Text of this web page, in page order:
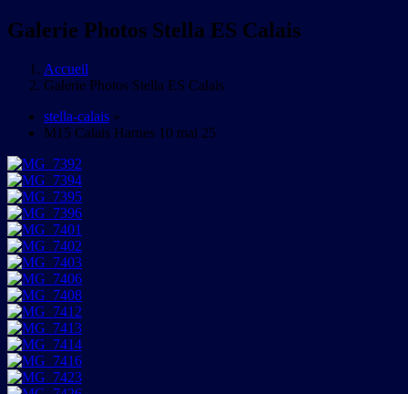
Galerie Photos Stella ES Calais
Accueil
Galerie Photos Stella ES Calais
stella-calais »
M15 Calais Harnes 10 mai 25